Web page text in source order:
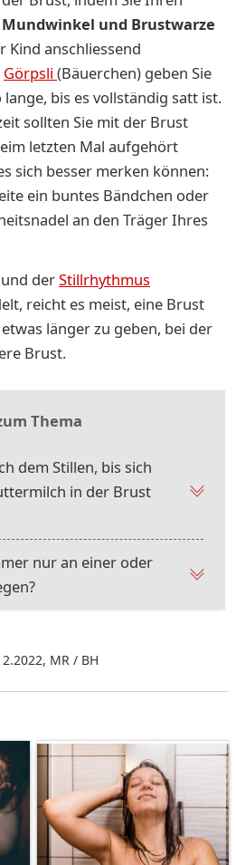
und Brustwarze
Kind anschliessend
Görpsli (Bäuerchen) geben Sie
bis es vollständig satt ist.
sollten Sie mit der Brust
letzten Mal aufgehört
sich besser merken können:
ein buntes Bändchen oder
an den Träger Ihres
und derStillrhythmus
reicht es meist, eine Brust
länger zu geben, bei der
Brust.
Thema
dem Stillen, bis sich
in der Brust
nur an einer oder
, MR / BH